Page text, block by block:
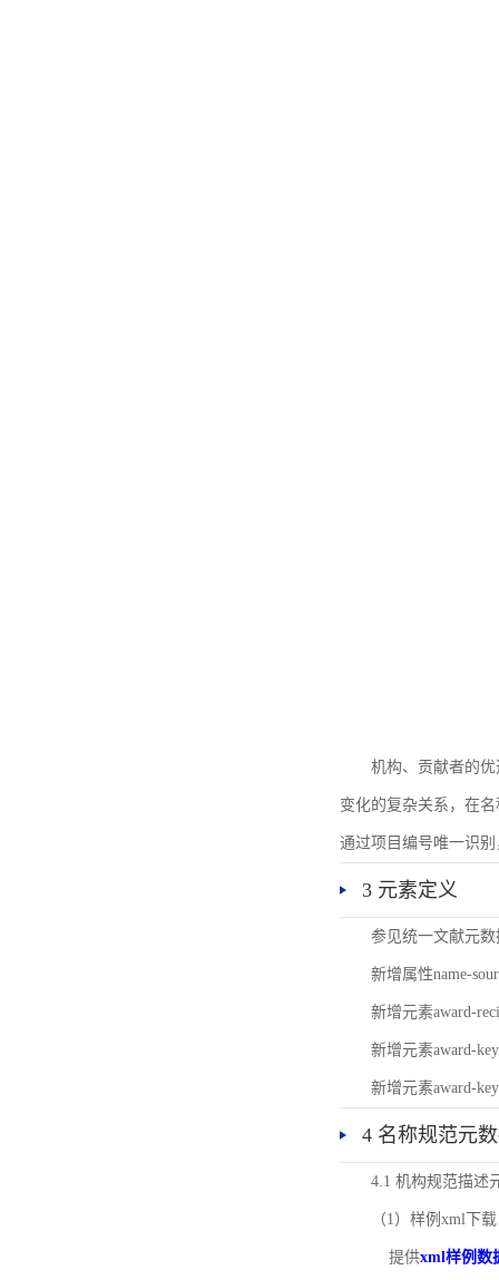
机构、贡献者的
变化的复杂关系，在
通过项目编号唯一识
3 元素定义
参见统一文献元
新增属性name-
新增元素award-
新增元素award-
新增元素award-
4 名称规范元
4.1 机构规范描述
（1）样例xml下载
提供xml样例数